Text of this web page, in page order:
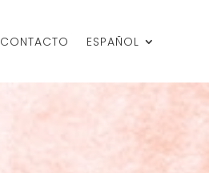
CONTACTO ESPAÑOL